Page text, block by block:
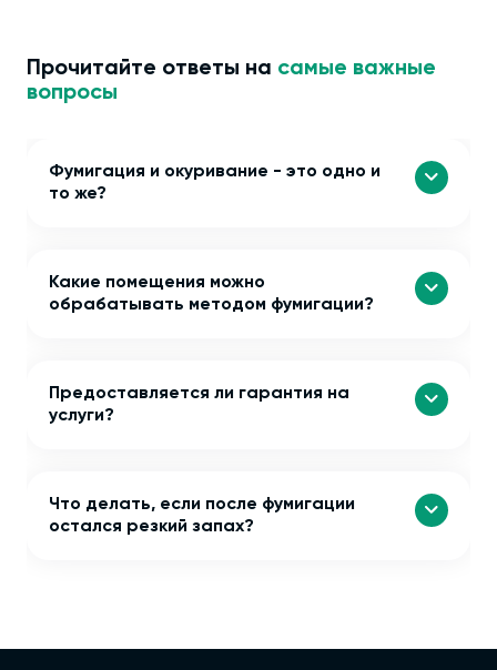
Прочитайте ответы на самые важные
вопросы
Фумигация и окуривание - это одно и
то же?
Какие помещения можно
обрабатывать методом фумигации?
Предоставляется ли гарантия на
услуги?
Что делать, если после фумигации
остался резкий запах?